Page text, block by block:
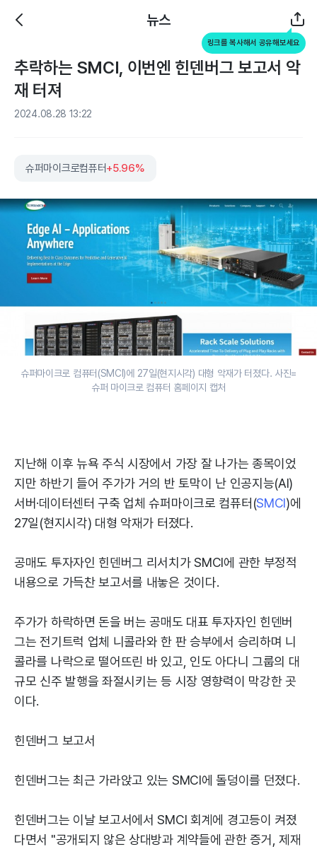
뉴스
링크를 복사해서 공유해보세요
추락하는 SMCI, 이번엔 힌덴버그 보고서 악
재 터져
2024.08.28 13:22
슈퍼마이크로컴퓨터+5.96%
슈퍼마이크로 컴퓨터(SMCI)에 27일(현지시각) 대형 악재가 터졌다. 사진=
슈퍼 마이크로 컴퓨터 홈페이지 캡처
지난해 이후 뉴욕 주식 시장에서 가장 잘 나가는 종목이었
지만 하반기 들어 주가가 거의 반 토막이 난 인공지능(AI)
서버·데이터센터 구축 업체 슈퍼마이크로 컴퓨터(SMCI)에
27일(현지시각) 대형 악재가 터졌다.
공매도 투자자인 힌덴버그 리서치가 SMCI에 관한 부정적
내용으로 가득찬 보고서를 내놓은 것이다.
주가가 하락하면 돈을 버는 공매도 대표 투자자인 힌덴버
그는 전기트럭 업체 니콜라와 한 판 승부에서 승리하며 니
콜라를 나락으로 떨어뜨린 바 있고, 인도 아다니 그룹의 대
규모 신주 발행을 좌절시키는 등 시장 영향력이 막강한 곳
이다.
힌덴버그 보고서
힌덴버그는 최근 가라앉고 있는 SMCI에 돌덩이를 던졌다.
힌덴버그는 이날 보고서에서 SMCI 회계에 경고등이 켜졌
다면서 "공개되지 않은 상대방과 계약들에 관한 증거, 제재